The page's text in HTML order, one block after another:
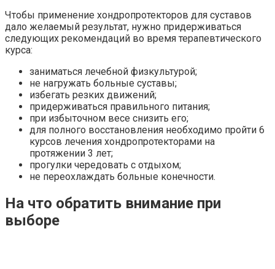
Чтобы применение хондропротекторов для суставов
дало желаемый результат, нужно придерживаться
следующих рекомендаций во время терапевтического
курса:
заниматься лечебной физкультурой;
не нагружать больные суставы;
избегать резких движений;
придерживаться правильного питания;
при избыточном весе снизить его;
для полного восстановления необходимо пройти 6
курсов лечения хондропротекторами на
протяжении 3 лет;
прогулки чередовать с отдыхом;
не переохлаждать больные конечности.
На что обратить внимание при
выборе